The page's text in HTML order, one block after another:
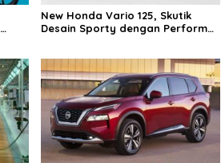
New Honda Vario 125, Skutik
Desain Sporty dengan Performa